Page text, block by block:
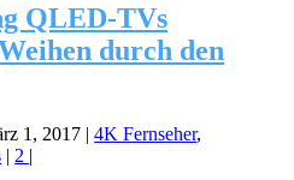
QLED-TVs
durch den
1, 2017 |4K Fernseher,
| 2 |